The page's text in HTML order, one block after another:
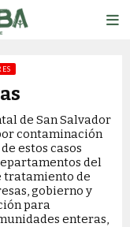
de San Salvador
contaminación
estos casos
del
tratamiento de
gobierno y
para
enteras,